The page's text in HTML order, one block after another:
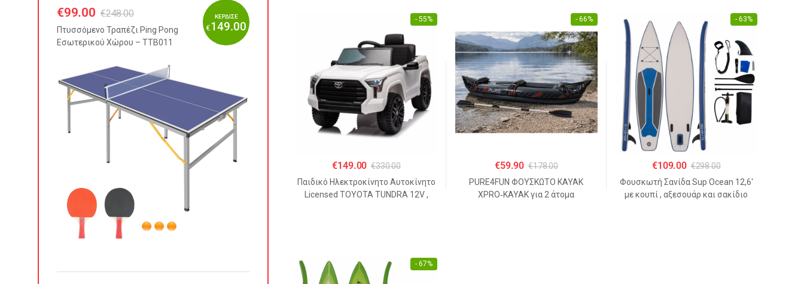
€99.00 €248.00
Πτυσσόμενo Τραπέζι Ping Pong
Εσωτερικού Χώρου – TTB011
ΚΕΡΔΙΣΕ
€149.00
- 55%
€149.00 €330.00
Παιδικό Ηλεκτροκίνητο Αυτοκίνητο
Licensed TOYOTA TUNDRA 12V ,
- 66%
€59.90 €178.00
PURE4FUN ΦΟΥΣΚΩΤΟ KAYAK
XPRO‑KAYAK για 2 άτομα
- 63%
€109.00 €298.00
Φουσκωτή Σανίδα Sup Ocean 12,6′
με κουπί , αξεσουάρ και σακίδιο
- 67%